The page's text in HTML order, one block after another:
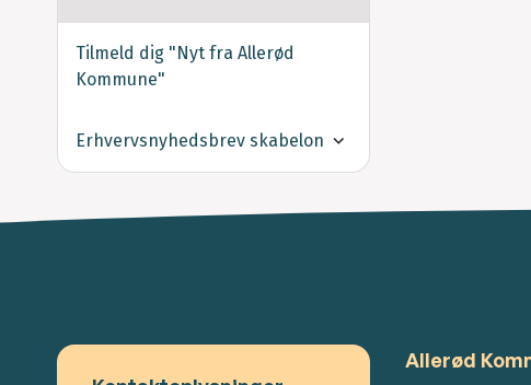
Tilmeld dig "Nyt fra Allerød
Kommune"
Erhvervsnyhedsbrev skabelon
Allerød